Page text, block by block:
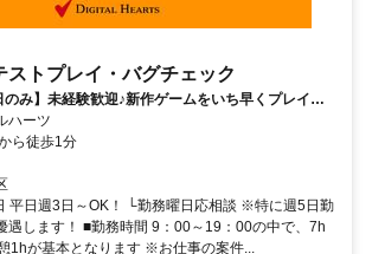
ストプレイ・バグチェック
のみ】未経験歓迎♪新作ゲームをいち早くプレイ！
費支給有！
ハーツ
ら徒歩1分
平日週3日～OK！ └勤務曜日応相談 ※特に週5日勤
遇します！ ■勤務時間 9：00～19：00の中で、7h
1hが基本となります ※お仕事の案件...